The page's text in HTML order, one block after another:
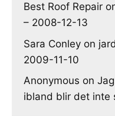
Best Roof Repair
– 2008-12-13
Sara Conley on
2009-11-10
Anonymous on
ibland blir det inte